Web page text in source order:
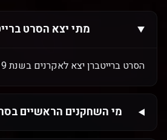
מתי יצא הסרט
הסרט ברייטברן יצא לאקרנים בשנת 2019.
מי השחקנים הראשיים